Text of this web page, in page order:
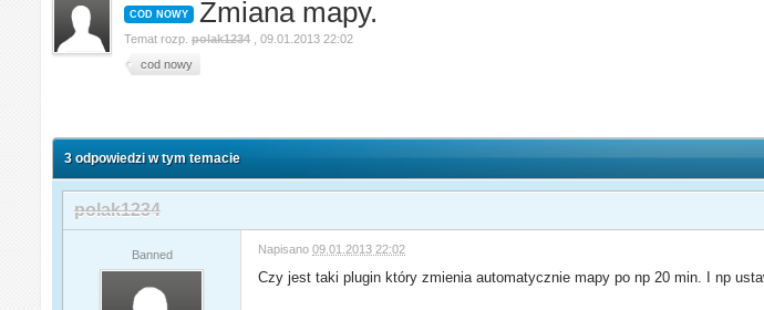
COD NOWY Zmiana mapy.
Temat rozp.polak1234 ,09.01.2013 22:02
cod nowy
3 odpowiedzi w tym temacie
polak1234
Banned Napisano09.01.2013 22:02
Czy jest taki plugin który zmienia automatycznie mapy po np 20 min. I np